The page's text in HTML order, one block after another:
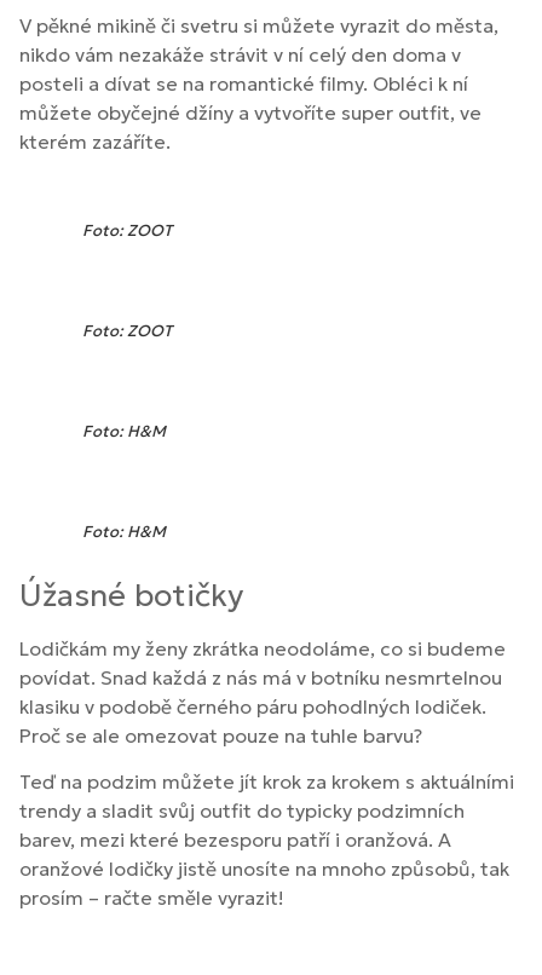
V pěkné mikině či svetru si můžete vyrazit do města,
nikdo vám nezakáže strávit v ní celý den doma v
posteli a dívat se na romantické filmy. Obléci k ní
můžete obyčejné džíny a vytvoříte super outfit, ve
kterém zazáříte.
Foto: ZOOT
Foto: ZOOT
Foto: H&M
Foto: H&M
Úžasné botičky
Lodičkám my ženy zkrátka neodoláme, co si budeme
povídat. Snad každá z nás má v botníku nesmrtelnou
klasiku v podobě černého páru pohodlných lodiček.
Proč se ale omezovat pouze na tuhle barvu?
Teď na podzim můžete jít krok za krokem s aktuálními
trendy a sladit svůj outfit do typicky podzimních
barev, mezi které bezesporu patří i oranžová. A
oranžové lodičky jistě unosíte na mnoho způsobů, tak
prosím – račte směle vyrazit!